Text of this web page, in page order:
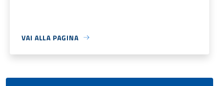
VAI ALLA PAGINA